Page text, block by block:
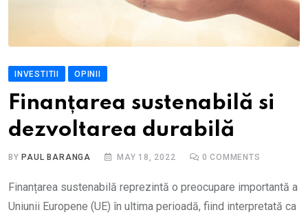
INVESTITII OPINII
Finanțarea sustenabilă si
dezvoltarea durabilă
BY PAUL BARANGA MAY 18, 2022 0 COMMENTS
Finanțarea sustenabilă reprezintă o preocupare importantă a
Uniunii Europene (UE) în ultima perioadă, fiind interpretată ca